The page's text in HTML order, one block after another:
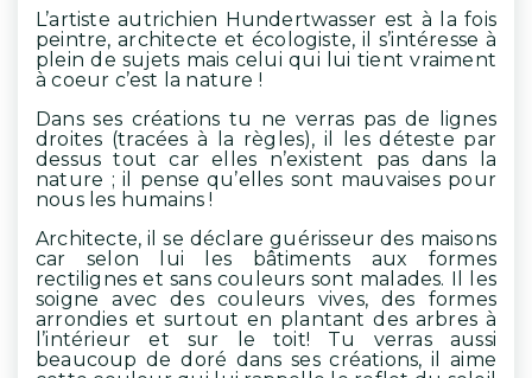
L’artiste autrichien Hundertwasser est à la fois
peintre, architecte et écologiste, il s’intéresse à
plein de sujets mais celui qui lui tient vraiment
à coeur c’est la nature !
Dans ses créations tu ne verras pas de lignes
droites (tracées à la règles), il les déteste par
dessus tout car elles n’existent pas dans la
nature ; il pense qu’elles sont mauvaises pour
nous les humains !
Architecte, il se déclare guérisseur des maisons
car selon lui les bâtiments aux formes
rectilignes et sans couleurs sont malades. Il les
soigne avec des couleurs vives, des formes
arrondies et surtout en plantant des arbres à
l’intérieur et sur le toit! Tu verras aussi
beaucoup de doré dans ses créations, il aime